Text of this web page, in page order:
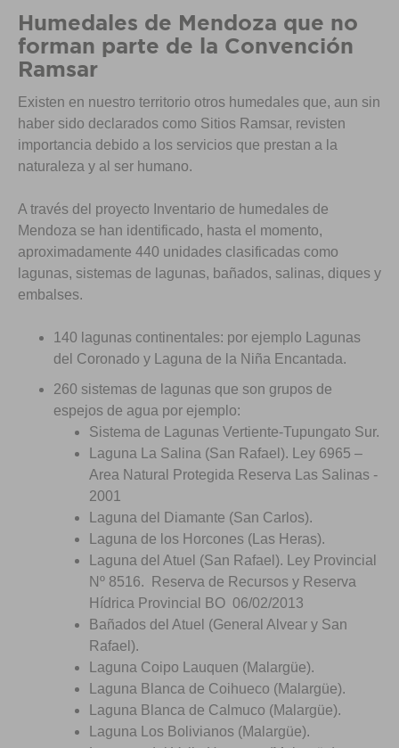
Humedales de Mendoza que no
forman parte de la Convención
Ramsar
Existen en nuestro territorio otros humedales que, aun sin
haber sido declarados como Sitios Ramsar, revisten
importancia debido a los servicios que prestan a la
naturaleza y al ser humano.
A través del proyecto Inventario de humedales de
Mendoza se han identificado, hasta el momento,
aproximadamente 440 unidades clasificadas como
lagunas, sistemas de lagunas, bañados, salinas, diques y
embalses.
140 lagunas continentales: por ejemplo Lagunas
del Coronado y Laguna de la Niña Encantada.
260 sistemas de lagunas que son grupos de
espejos de agua por ejemplo:
Sistema de Lagunas Vertiente-Tupungato Sur.
Laguna La Salina (San Rafael). Ley 6965 –
Area Natural Protegida Reserva Las Salinas -
2001
Laguna del Diamante (San Carlos).
Laguna de los Horcones (Las Heras).
Laguna del Atuel (San Rafael). Ley Provincial
Nº 8516. Reserva de Recursos y Reserva
Hídrica Provincial BO 06/02/2013
Bañados del Atuel (General Alvear y San
Rafael).
Laguna Coipo Lauquen (Malargüe).
Laguna Blanca de Coihueco (Malargüe).
Laguna Blanca de Calmuco (Malargüe).
Laguna Los Bolivianos (Malargüe).